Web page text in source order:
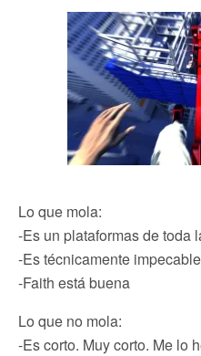
Lo que mola:
-Es un plataformas de toda
-Es técnicamente
-Faith está buena
Lo que no mola:
-Es corto. Muy corto. Me lo